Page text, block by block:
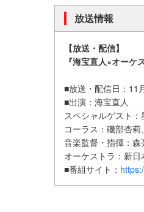
放送情報
【放送・配信】
『海宝直人×オー
■放送・配信日：11
■出演：海宝直人
スペシャルゲスト
コーラス：磯部杏
音楽監督・指揮：森
オーケストラ：新
■番組サイト：